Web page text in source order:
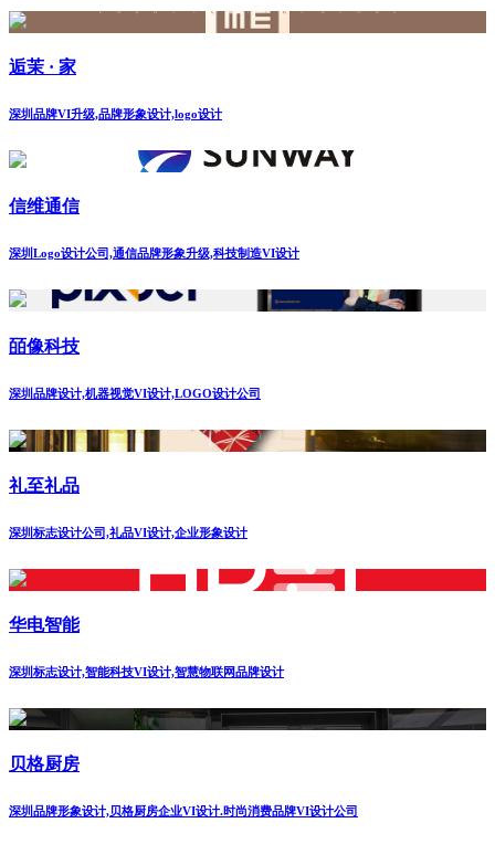
逅茉 · 家
深圳品牌VI升级,品牌形象设计,logo设计
信维通信
深圳Logo设计公司,通信品牌形象升级,科技制造VI设计
皕像科技
深圳品牌设计,机器视觉VI设计,LOGO设计公司
礼至礼品
深圳标志设计公司,礼品VI设计,企业形象设计
华电智能
深圳标志设计,智能科技VI设计,智慧物联网品牌设计
贝格厨房
深圳品牌形象设计,贝格厨房企业VI设计.时尚消费品牌VI设计公司